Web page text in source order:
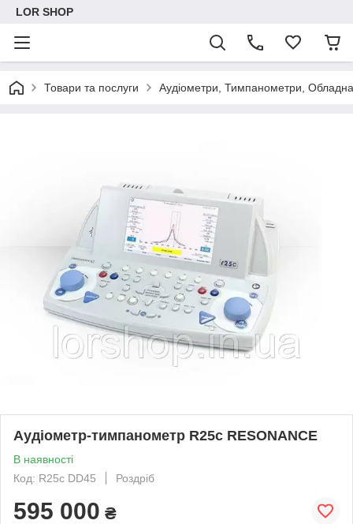
LOR SHOP
Товари та послуги Аудіометри, Тимпанометри,
Аудіометр-тимпанометр R25с RESONANCE
В наявності
Код: R25с DD45
Роздріб
595 000 ₴